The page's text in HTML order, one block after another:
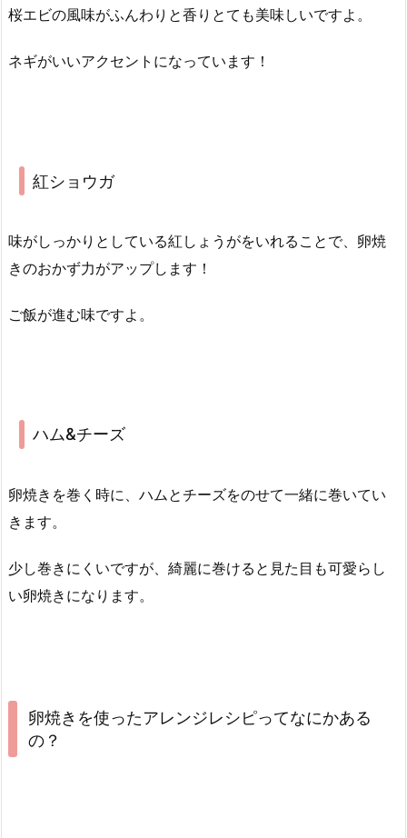
桜エビの風味がふんわりと香りとても美味しいですよ。
ネギがいいアクセントになっています！
紅ショウガ
味がしっかりとしている紅しょうがをいれることで、卵焼
きのおかず力がアップします！
ご飯が進む味ですよ。
ハム&チーズ
卵焼きを巻く時に、ハムとチーズをのせて一緒に巻いてい
きます。
少し巻きにくいですが、綺麗に巻けると見た目も可愛らし
い卵焼きになります。
卵焼きを使ったアレンジレシピってなにかある
の？